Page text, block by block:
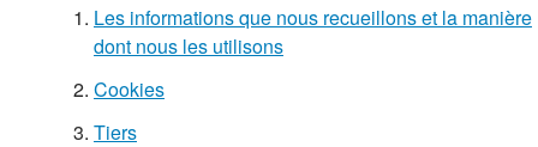
Les informations que nous recueillons et la manière
dont nous les utilisons
Cookies
Tiers